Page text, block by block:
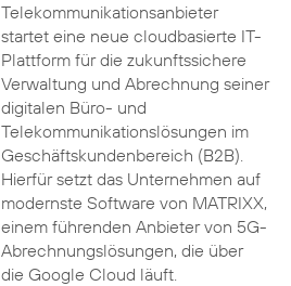
Telekommunikationsanbieter
startet eine neue cloudbasierte IT-
Plattform für die zukunftssichere
Verwaltung und Abrechnung seiner
digitalen Büro- und
Telekommunikationslösungen im
Geschäftskundenbereich (B2B).
Hierfür setzt das Unternehmen auf
modernste Software von MATRIXX,
einem führenden Anbieter von 5G-
Abrechnungslösungen, die über
die Google Cloud läuft.